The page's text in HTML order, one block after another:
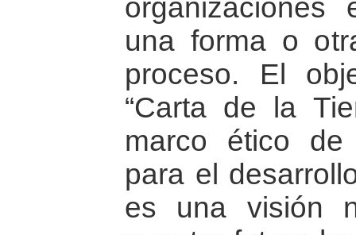
una forma o
proceso. El
“Carta de la
marco ético
para el
es una visión